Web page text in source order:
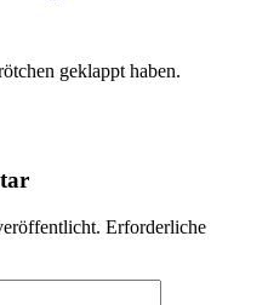
geklappt haben.
Erforderliche